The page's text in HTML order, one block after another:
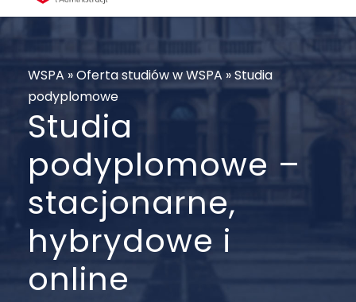
WSPA »Oferta studiów w WSPA»Studia
podyplomowe
Studia
podyplomowe –
stacjonarne,
hybrydowe i
online